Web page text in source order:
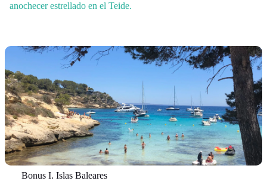
anochecer estrellado en el Teide.
Bonus I. Islas Baleares